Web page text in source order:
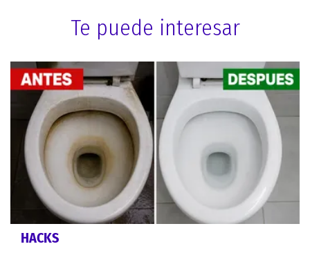
Te puede interesar
HACKS